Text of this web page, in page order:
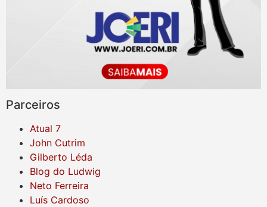
Parceiros
Atual 7
John Cutrim
Gilberto Léda
Blog do Ludwig
Neto Ferreira
Luís Cardoso